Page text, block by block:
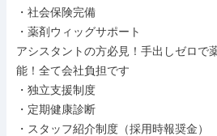
・社会保険完備
・薬剤ウィッグサポート
アシスタントの方必見！手出しゼロで
能！全て会社負担です
・独立支援制度
・定期健康診断
・スタッフ紹介制度（採用時報奨金）